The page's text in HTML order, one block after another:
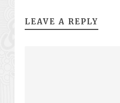
LEAVE A REPLY